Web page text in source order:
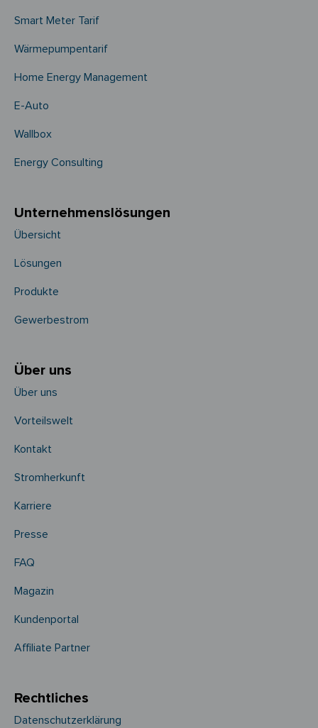
Smart Meter Tarif
Wärmepumpentarif
Home Energy Management
E-Auto
Wallbox
Energy Consulting
Unternehmens­­lösungen
Übersicht
Lösungen
Produkte
Gewerbestrom
Über uns
Über uns
Vorteilswelt
Kontakt
Stromherkunft
Karriere
Presse
FAQ
Magazin
Kundenportal
Affiliate Partner
Rechtliches
Datenschutzerklärung